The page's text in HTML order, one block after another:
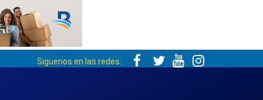
Siguenos en las redes: